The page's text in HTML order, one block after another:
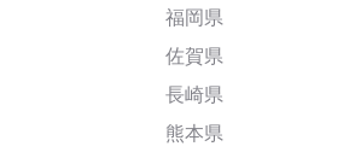
福岡県
佐賀県
長崎県
熊本県